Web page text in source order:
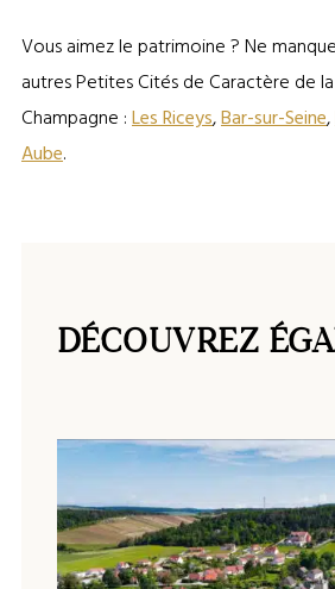
Vous aimez le patrimoine ? Ne
autres Petites Cités de Caractère de
Champagne :Les Riceys,Bar-sur-Seine,
Aube.
DÉCOUVREZ